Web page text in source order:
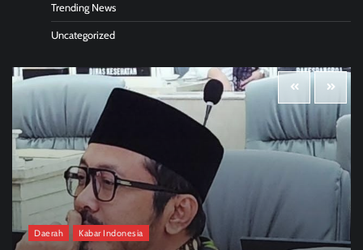
Trending News
Uncategorized
Daerah Kabar Indonesia